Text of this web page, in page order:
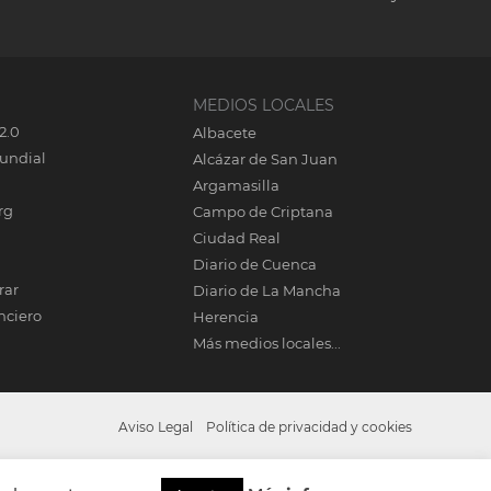
MEDIOS LOCALES
Albacete
Alcázar de San Juan
Argamasilla
Campo de Criptana
Ciudad Real
Diario de Cuenca
Diario de La Mancha
Herencia
Más medios locales...
Aviso Legal Política de privacidad y cookies